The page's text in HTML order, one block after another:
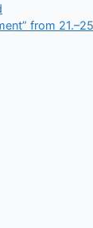
from